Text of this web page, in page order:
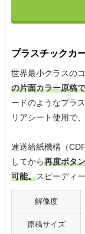
プラスチックカ
世界最小クラスの
の片面カラー原稿
ードのようなプラ
リアシート使用で
連送給紙機構（
してから再度ボタ
可能。スピーディ
解像度
原稿サイズ